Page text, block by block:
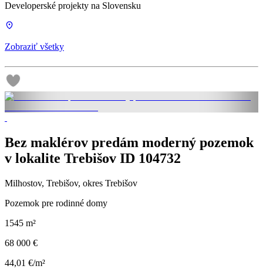
Developerské projekty na Slovensku
Zobraziť všetky
Bez maklérov predám moderný pozemok
v lokalite Trebišov ID 104732
Milhostov, Trebišov, okres Trebišov
Pozemok pre rodinné domy
1545 m²
68 000 €
44,01 €/m²